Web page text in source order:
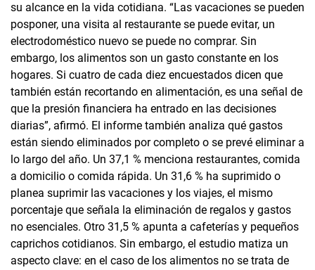
su alcance en la vida cotidiana. “Las vacaciones se pueden
posponer, una visita al restaurante se puede evitar, un
electrodoméstico nuevo se puede no comprar. Sin
embargo, los alimentos son un gasto constante en los
hogares. Si cuatro de cada diez encuestados dicen que
también están recortando en alimentación, es una señal de
que la presión financiera ha entrado en las decisiones
diarias”, afirmó. El informe también analiza qué gastos
están siendo eliminados por completo o se prevé eliminar a
lo largo del año. Un 37,1 % menciona restaurantes, comida
a domicilio o comida rápida. Un 31,6 % ha suprimido o
planea suprimir las vacaciones y los viajes, el mismo
porcentaje que señala la eliminación de regalos y gastos
no esenciales. Otro 31,5 % apunta a cafeterías y pequeños
caprichos cotidianos. Sin embargo, el estudio matiza un
aspecto clave: en el caso de los alimentos no se trata de